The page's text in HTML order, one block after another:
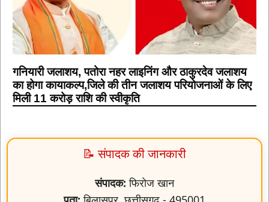
गनियारी जलाशय, पतोरा नहर लाइनिंग और ठाकुरदेव जलाशय
का होगा कायाकल्प,जिले की तीन जलाशय परियोजनाओं के लिए
मिली 11 करोड़ राशि की स्वीकृति
📝 संपादक की जानकारी
संपादक:फिरोज खान
बिलासपुर, छत्तीसगढ़ - 495001
📞 98271 37773 📞 97131 37773 📞
98279 60889